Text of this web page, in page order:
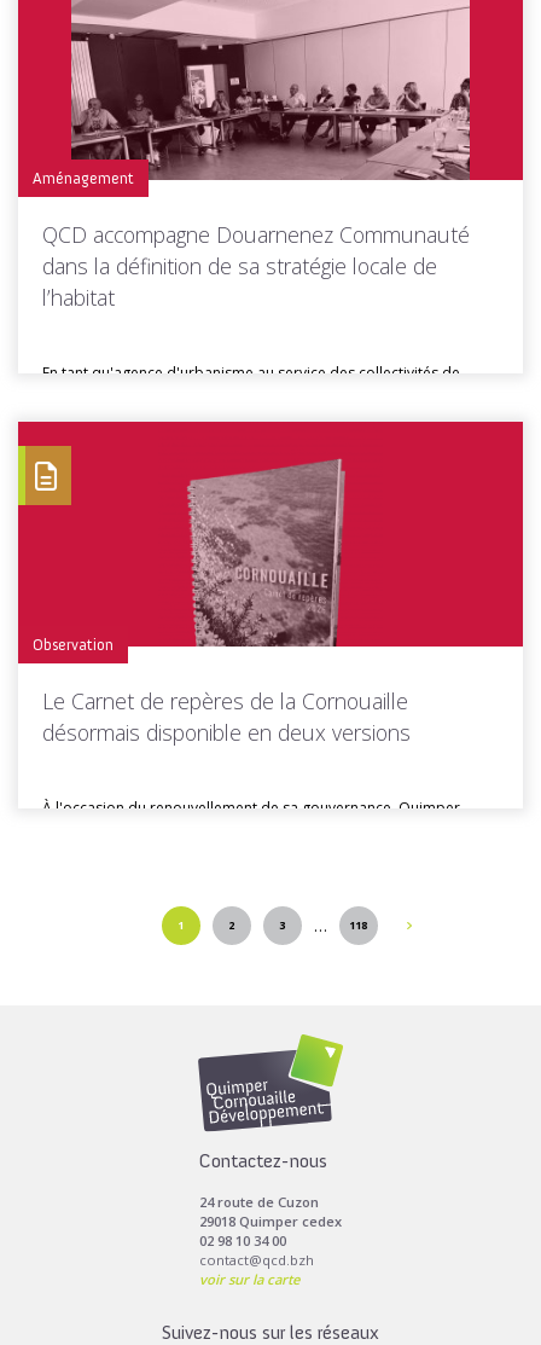
Toutes les actus de cette rubrique LIRE LA SUITE
Aménagement
QCD accompagne Douarnenez Communauté
dans la définition de sa stratégie locale de
l’habitat
En tant qu'agence d'urbanisme au service des collectivités de
Toutes les actus de cette rubrique
Observation
Le Carnet de repères de la Cornouaille
désormais disponible en deux versions
À l'occasion du renouvellement de sa gouvernance, Quimper
Toutes les actus de cette rubrique
1 2 3 … 118
Contactez-nous
24 route de Cuzon
29018 Quimper cedex
02 98 10 34 00
contact@qcd.bzh
voir sur la carte
Suivez-nous sur les réseaux